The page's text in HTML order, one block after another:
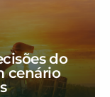
do
cenário